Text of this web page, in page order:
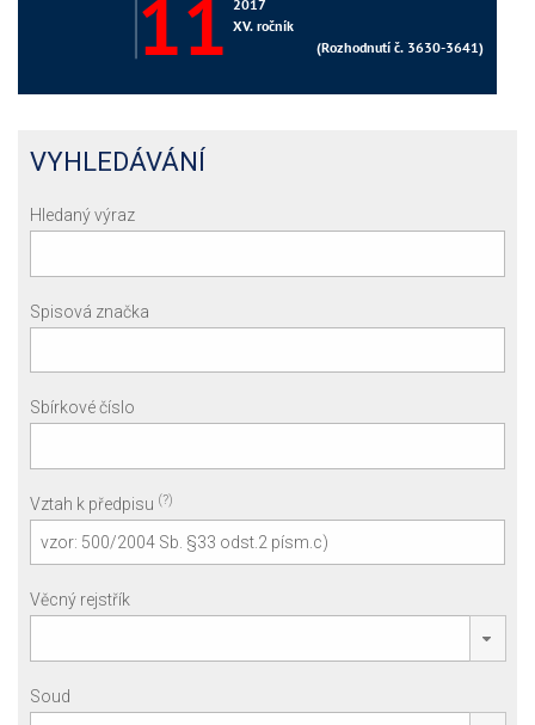
VYHLEDÁVÁNÍ
Hledaný výraz
Spisová značka
Sbírkové číslo
Vztah k předpisu (?)
Věcný rejstřík
Soud